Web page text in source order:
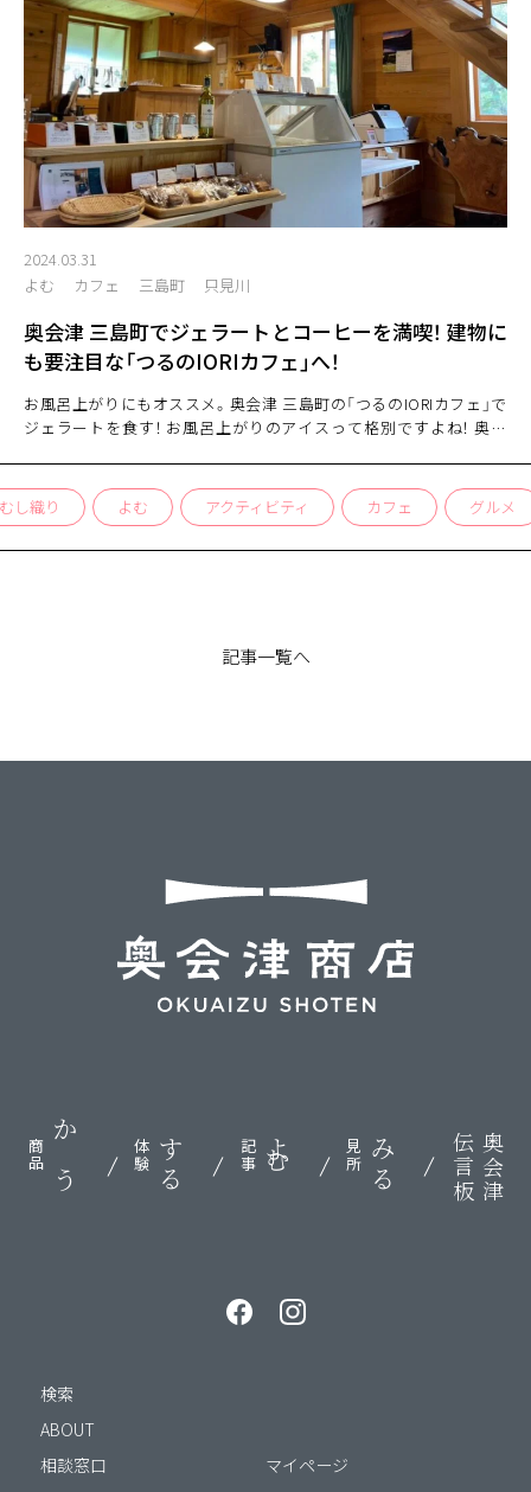
2024.03.31
よむ
カフェ 三島町 只見川
奥会津 三島町でジェラートとコーヒーを満喫！ 建物に
も要注目な「つるのIORIカフェ」へ！
お風呂上がりにもオススメ。奥会津 三島町の「つるのIORIカフェ」で
ジェラートを食す！ お風呂上がりのアイスって格別ですよね！ 奥会
よむ アクティビティ カフェ グルメ
記事一覧へ
かう
商品 する
体験 よむ
記事 みる
見所 奥会津
伝言板
検索
ABOUT
相談窓口
マイページ